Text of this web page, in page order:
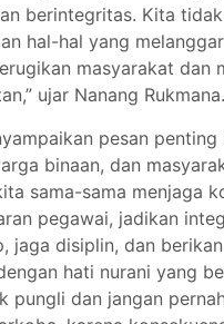
berintegritas. Kita
hal-hal yang
masyarakat dan
ujar Nanang Rukmana.
pesan penting
binaan, dan
sama-sama menjaga
pegawai, jadikan
jaga disiplin, dan berikan
hati nurani yang
pungli dan jangan